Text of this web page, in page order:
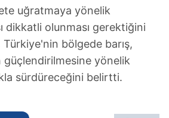
uğratmaya yönelik
dikkatli olunması gerektiğini
bölgede barış,
güçlendirilmesine yönelik
sürdüreceğini belirtti.